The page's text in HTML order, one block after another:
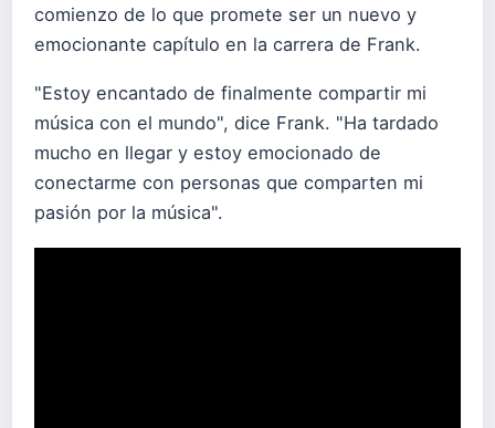
comienzo de lo que promete ser un nuevo y
emocionante capítulo en la carrera de Frank.
"Estoy encantado de finalmente compartir mi
música con el mundo", dice Frank. "Ha tardado
mucho en llegar y estoy emocionado de
conectarme con personas que comparten mi
pasión por la música".